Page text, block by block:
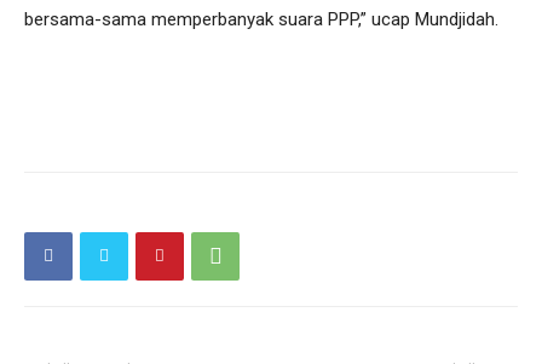
bersama-sama memperbanyak suara PPP,” ucap Mundjidah.